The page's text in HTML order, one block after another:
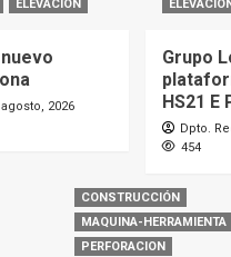
ELEVACIÓN
agosto, 2026
ELEVACIÓN
Grupo
HS21 E
Dpto.
454
CONSTRUCCIÓN
MAQUINA-HERRAMIENTA
PERFORACION